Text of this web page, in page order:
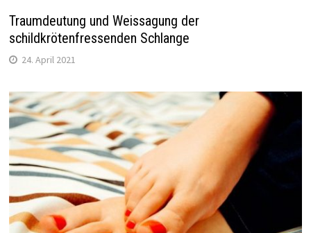
Traumdeutung und Weissagung der
schildkrötenfressenden Schlange
24. April 2021